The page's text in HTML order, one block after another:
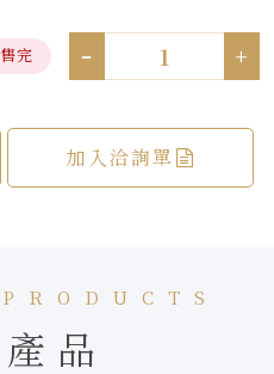
售完 - +
加入洽詢單
品